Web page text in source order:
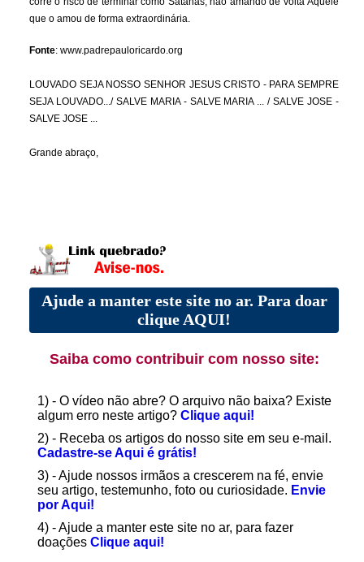
que o amou de forma extraordinária.
Fonte: www.padrepauloricardo.org
LOUVADO SEJA NOSSO SENHOR JESUS CRISTO - PARA SEMPRE
SEJA LOUVADO.../ SALVE MARIA - SALVE MARIA ... / SALVE JOSE -
SALVE JOSE ...
Grande abraço,
Ajude a manter este site no ar. Para doar
clique AQUI!
Saiba como contribuir com nosso site:
1) - O vídeo não abre? O arquivo não baixa? Existe
algum erro neste artigo? Clique aqui!
2) - Receba os artigos do nosso site em seu e-mail.
Cadastre-se Aqui é grátis!
3) - Ajude nossos irmãos a crescerem na fé, envie
seu artigo, testemunho, foto ou curiosidade. Envie
por Aqui!
4) - Ajude a manter este site no ar, para fazer
doações Clique aqui!